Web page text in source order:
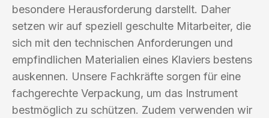
besondere Herausforderung darstellt. Daher
setzen wir auf speziell geschulte Mitarbeiter, die
sich mit den technischen Anforderungen und
empfindlichen Materialien eines Klaviers bestens
auskennen. Unsere Fachkräfte sorgen für eine
fachgerechte Verpackung, um das Instrument
bestmöglich zu schützen. Zudem verwenden wir